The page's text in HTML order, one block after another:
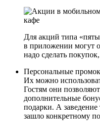
Для акций типа
в приложении могут
надо сделать
Персональные
Их можно
Гостям они
дополнительные
подарки. А заведение
зашло конкретному